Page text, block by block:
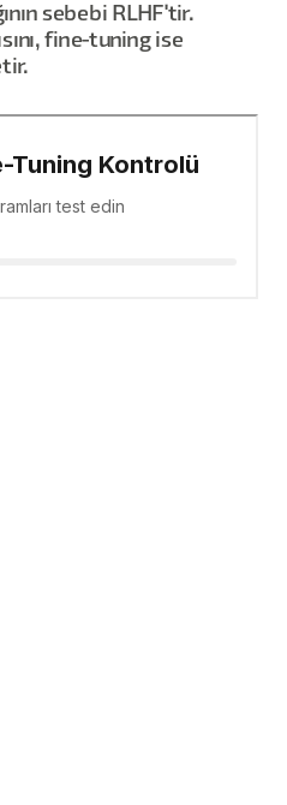
sebebi RLHF'tir.
fine-tuning ise